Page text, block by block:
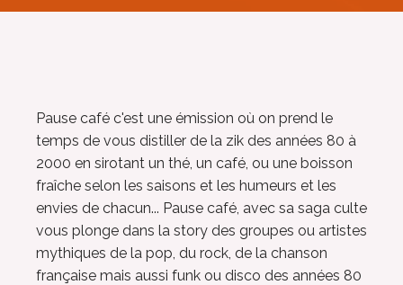
Pause café c'est une émission où on prend le
temps de vous distiller de la zik des années 80 à
2000 en sirotant un thé, un café, ou une boisson
fraîche selon les saisons et les humeurs et les
envies de chacun... Pause café, avec sa saga culte
vous plonge dans la story des groupes ou artistes
mythiques de la pop, du rock, de la chanson
française mais aussi funk ou disco des années 80